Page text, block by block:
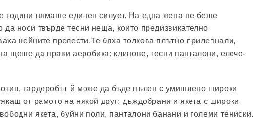
години нямаше единен силует. На една жена не беше
да носи твърде тесни неща, които предизвикателно
нейните прелести.Те бяха толкова плътно прилепнали,
щеше да прави аеробика: клинове, тесни панталони, елече-
гардеробът й може да бъде пълен с умишлено широки
от рамото на някой друг: дъждобрани и якета с широки
якета, буйни поли, панталони банани и големи тениски.